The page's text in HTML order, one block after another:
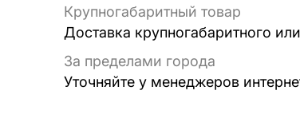
Крупногабаритный товар
Доставка крупногабаритного
За пределами города
Уточняйте у менеджеров